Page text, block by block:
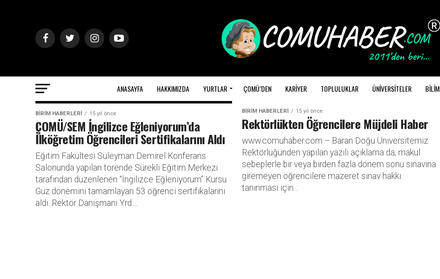
ANASAYFA HAKKIMIZDA YURTLAR ÇOMÜ’DEN KARİYER TOPLULUKLAR ÜNİVERSİTELER BİLİM
BİRİM HABERLERİ 15 yıl önce
ÇOMÜ/SEM İngilizce Eğleniyorum’da
İlköğretim Öğrencileri Sertifikalarını Aldı
Eğitim Fakültesi Süleyman Demirel Konferans
Salonunda yapılan törende Sürekli Eğitim Merkezi
tarafından düzenlenen “İngilizce Eğleniyorum” Kursu
Güz dönemini tamamlayan 53 öğrenci sertifikalarını
aldı. Rektör Danışmanı Yrd....
BİRİM HABERLERİ 15 yıl önce
Rektörlükten Öğrencilere Müjdeli Haber
www.comuhaber.com – Baran Doğu Üniversitemiz
Rektörlüğünden yapılan yazılı açıklama da, makul
sebeplerle bir veya birden fazla dönem sonu sınavına
giremeyen öğrencilere mazeret sınav hakkı
tanınması için...